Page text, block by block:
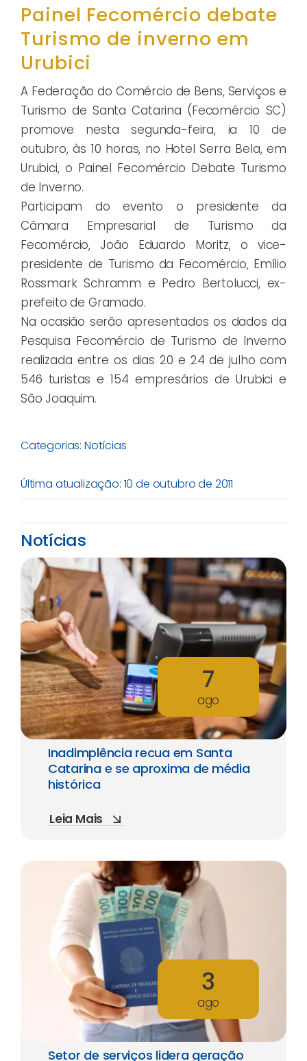
Painel Fecomércio debate
Turismo de inverno em
Urubici
A Federação do Comércio de Bens, Serviços e
Turismo de Santa Catarina (Fecomércio SC)
promove nesta segunda-feira, ia 10 de
outubro, às 10 horas, no Hotel Serra Bela, em
Urubici, o Painel Fecomércio Debate Turismo
de Inverno.
Participam do evento o presidente da
Câmara Empresarial de Turismo da
Fecomércio, João Eduardo Moritz, o vice-
presidente de Turismo da Fecomércio, Emílio
Rossmark Schramm e Pedro Bertolucci, ex-
prefeito de Gramado.
Na ocasião serão apresentados os dados da
Pesquisa Fecomércio de Turismo de Inverno
realizada entre os dias 20 e 24 de julho com
546 turistas e 154 empresários de Urubici e
São Joaquim.
Categorias: Notícias
Última atualização: 10 de outubro de 2011
Notícias
7
ago
Inadimplência recua em Santa
Catarina e se aproxima de média
histórica
Leia Mais
3
ago
Setor de serviços lidera geração